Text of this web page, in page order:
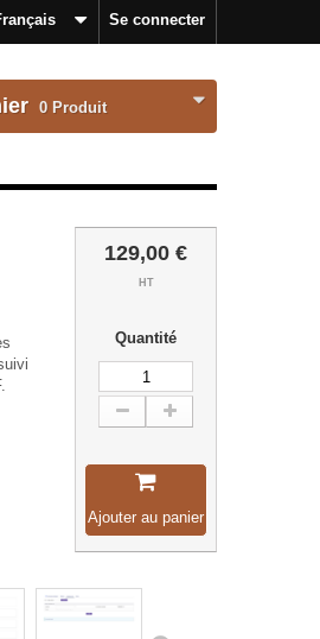
Se connecter
0 Produit
129,00 €
HT
Quantité
Ajouter au panier